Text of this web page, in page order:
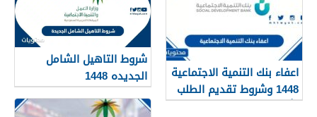
اعفاء بنك التنمية الاجتماعية
1448 وشروط تقديم الطلب
وأهم الأوراق والمستندات
شروط التاهيل الشامل
الجديده 1448